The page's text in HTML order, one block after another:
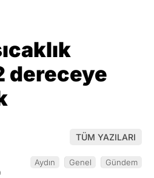
dereceye
TÜM YAZILARI
Aydın Genel Gündem